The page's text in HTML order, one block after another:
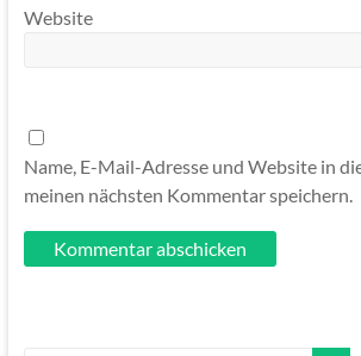
Website
Name, E-Mail-Adresse und Website in
meinen nächsten Kommentar speichern.